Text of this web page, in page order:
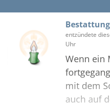
entzündete
Uhr
Wenn ein
mit dem
auch auf